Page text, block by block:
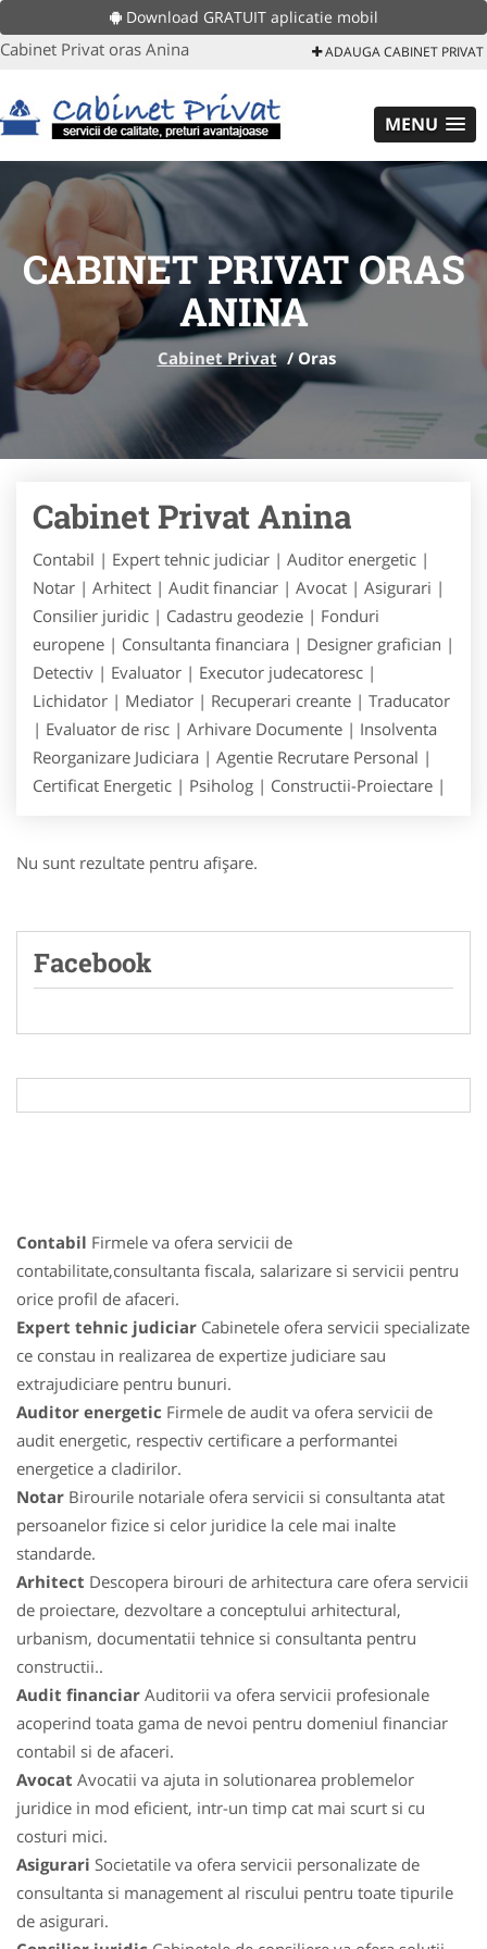
Download GRATUIT aplicatie mobil
Cabinet Privat oras Anina ADAUGA CABINET PRIVAT
MENU
CABINET PRIVAT ORAS
ANINA
Cabinet Privat /Oras
Cabinet Privat Anina
Contabil | Expert tehnic judiciar | Auditor energetic |
Notar | Arhitect | Audit financiar | Avocat | Asigurari |
Consilier juridic | Cadastru geodezie | Fonduri
europene | Consultanta financiara | Designer grafician |
Detectiv | Evaluator | Executor judecatoresc |
Lichidator | Mediator | Recuperari creante | Traducator
| Evaluator de risc | Arhivare Documente | Insolventa
Reorganizare Judiciara | Agentie Recrutare Personal |
Certificat Energetic | Psiholog | Constructii-Proiectare |
Nu sunt rezultate pentru afişare.
Facebook
Contabil Firmele va ofera servicii de
contabilitate,consultanta fiscala, salarizare si servicii pentru
orice profil de afaceri.
Expert tehnic judiciar Cabinetele ofera servicii specializate
ce constau in realizarea de expertize judiciare sau
extrajudiciare pentru bunuri.
Auditor energetic Firmele de audit va ofera servicii de
audit energetic, respectiv certificare a performantei
energetice a cladirilor.
Notar Birourile notariale ofera servicii si consultanta atat
persoanelor fizice si celor juridice la cele mai inalte
standarde.
Arhitect Descopera birouri de arhitectura care ofera servicii
de proiectare, dezvoltare a conceptului arhitectural,
urbanism, documentatii tehnice si consultanta pentru
constructii..
Audit financiar Auditorii va ofera servicii profesionale
acoperind toata gama de nevoi pentru domeniul financiar
contabil si de afaceri.
Avocat Avocatii va ajuta in solutionarea problemelor
juridice in mod eficient, intr-un timp cat mai scurt si cu
costuri mici.
Asigurari Societatile va ofera servicii personalizate de
consultanta si management al riscului pentru toate tipurile
de asigurari.